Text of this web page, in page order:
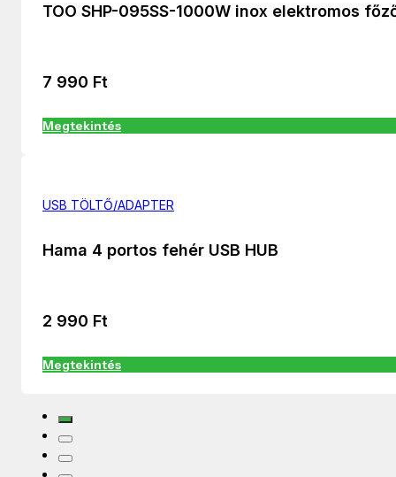
TOO SHP-095SS-1000W inox elektromos
7 990 Ft
Megtekintés
USB TÖLTŐ/ADAPTER
Hama 4 portos fehér USB HUB
2 990 Ft
Megtekintés